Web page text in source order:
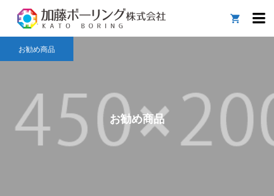

お勧め商品
お勧め商品